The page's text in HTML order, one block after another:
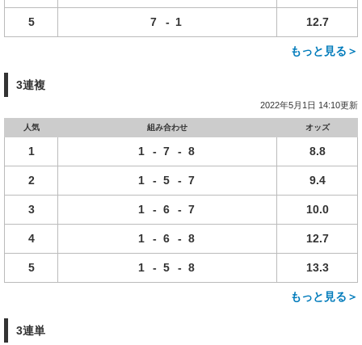
5 7 - 1 12.7
もっと見る＞
3連複
2022年5月1日 14:10更新
人気 組み合わせ オッズ
1 1 - 7 - 8 8.8
2 1 - 5 - 7 9.4
3 1 - 6 - 7 10.0
4 1 - 6 - 8 12.7
5 1 - 5 - 8 13.3
もっと見る＞
3連単